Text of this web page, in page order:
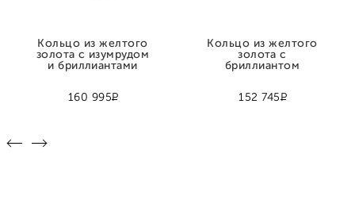
160 995Р
Кольцо из желтого
золота с изумрудом
и бриллиантами
152 745Р
Кольцо из желтого
золота с
бриллиантом